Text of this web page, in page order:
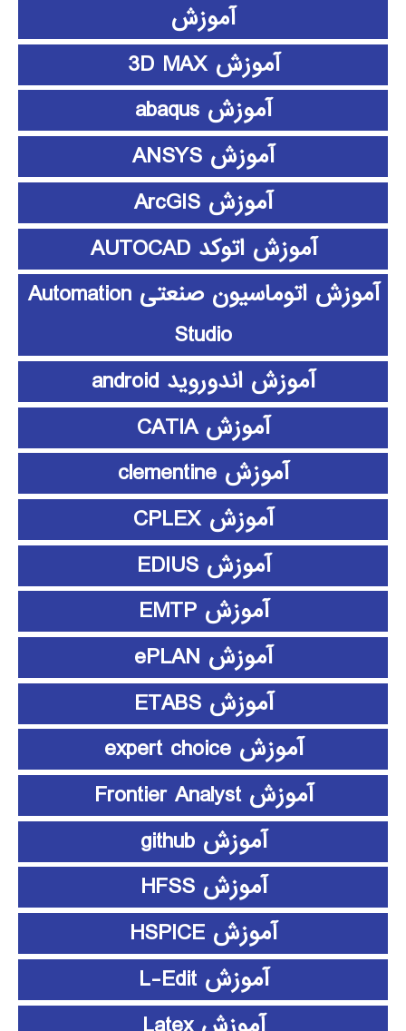
آموزش
آموزش 3D MAX
آموزش abaqus
آموزش ANSYS
آموزش ArcGIS
آموزش اتوکد AUTOCAD
آموزش اتوماسیون صنعتی Automation
Studio
آموزش اندوروید android
آموزش CATIA
آموزش clementine
آموزش CPLEX
آموزش EDIUS
آموزش EMTP
آموزش ePLAN
آموزش ETABS
آموزش expert choice
آموزش Frontier Analyst
آموزش github
آموزش HFSS
آموزش HSPICE
آموزش L-Edit